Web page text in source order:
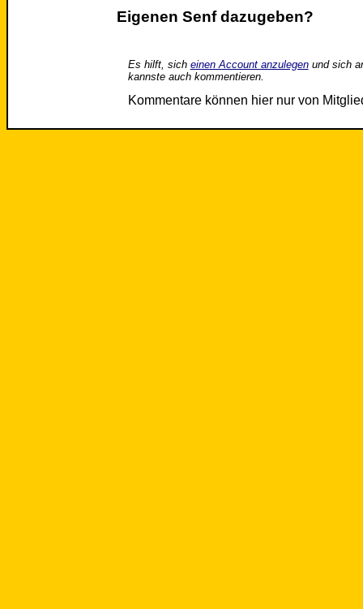
Eigenen Senf dazugeben?
Es hilft, sich einen Account anzulegenund sich
kannste auch kommentieren.
Kommentare können hier nur von